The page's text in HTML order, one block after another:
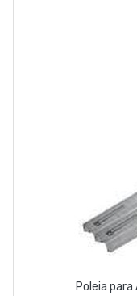
Poleia para